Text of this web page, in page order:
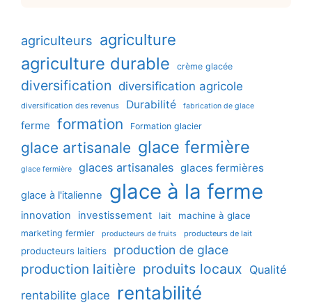
agriculteurs agriculture
agriculture durable crème glacée
diversification diversification agricole
diversification des revenus Durabilité fabrication de glace
ferme formation Formation glacier
glace artisanale glace fermière
glace fermière glaces artisanales glaces fermières
glace à l'italienne glace à la ferme
innovation investissement lait machine à glace
marketing fermier producteurs de fruits producteurs de lait
producteurs laitiers production de glace
production laitière produits locaux Qualité
rentabilite glace
rentabilité